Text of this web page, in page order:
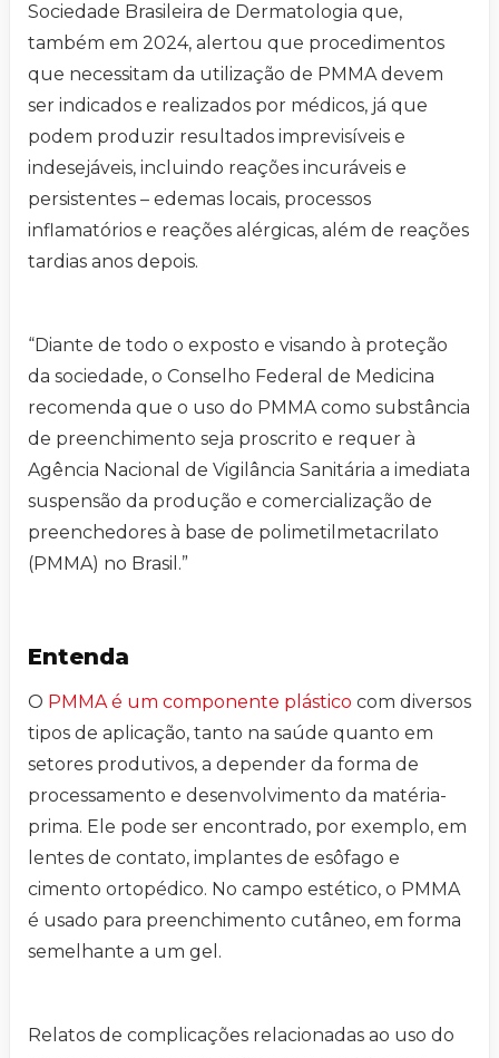
Sociedade Brasileira de Dermatologia que,
também em 2024, alertou que procedimentos
que necessitam da utilização de PMMA devem
ser indicados e realizados por médicos, já que
podem produzir resultados imprevisíveis e
indesejáveis, incluindo reações incuráveis e
persistentes – edemas locais, processos
inflamatórios e reações alérgicas, além de reações
tardias anos depois.
“Diante de todo o exposto e visando à proteção
da sociedade, o Conselho Federal de Medicina
recomenda que o uso do PMMA como substância
de preenchimento seja proscrito e requer à
Agência Nacional de Vigilância Sanitária a imediata
suspensão da produção e comercialização de
preenchedores à base de polimetilmetacrilato
(PMMA) no Brasil.”
Entenda
O PMMA é um componente plástico com diversos
tipos de aplicação, tanto na saúde quanto em
setores produtivos, a depender da forma de
processamento e desenvolvimento da matéria-
prima. Ele pode ser encontrado, por exemplo, em
lentes de contato, implantes de esôfago e
cimento ortopédico. No campo estético, o PMMA
é usado para preenchimento cutâneo, em forma
semelhante a um gel.
Relatos de complicações relacionadas ao uso do